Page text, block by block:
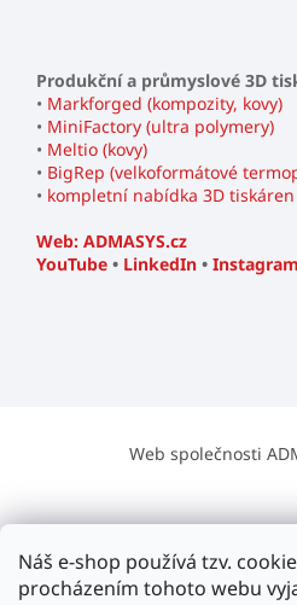
Náš e-shop používá tzv.
procházením tohoto webu
Produkční a průmyslové 3D
• Markforged (kompozity, kovy)
• MiniFactory (ultra polymery)
• Meltio (kovy)
• BigRep (velkoformátové
• kompletní nabídka 3D tiskáren
Web: ADMASYS.cz
YouTube • LinkedIn • Instagram
Web společnosti